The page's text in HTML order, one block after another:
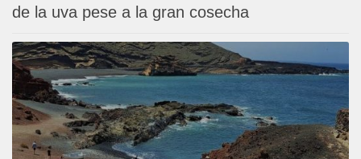
de la uva pese a la gran cosecha